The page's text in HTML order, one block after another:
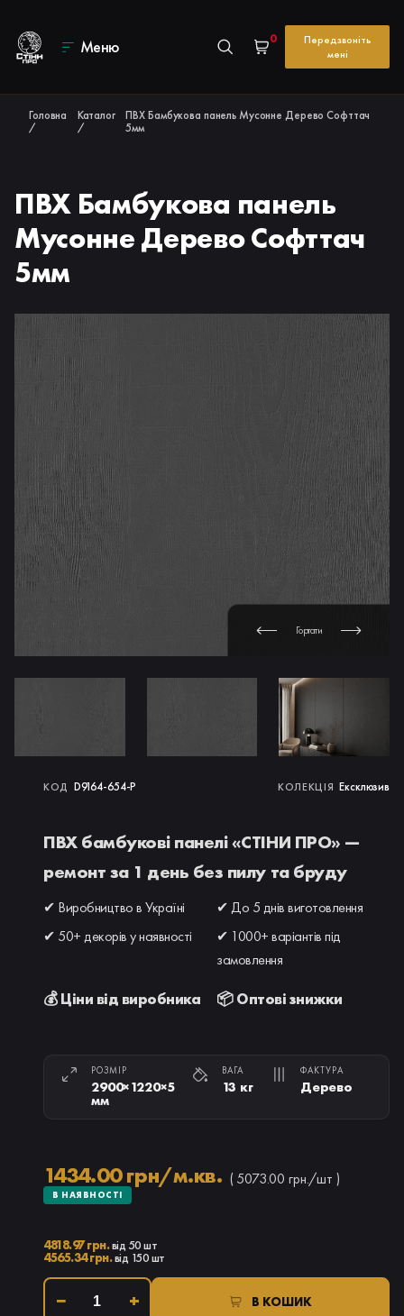
Меню 0
Передзвоніть
мені
Головна
/
Каталог
/
ПВХ Бамбукова панель Мусонне Дерево Софттач
5мм
ПВХ Бамбукова панель
Мусонне Дерево Софттач
5мм
Гортати
КОД D9164-654-P КОЛЕКЦІЯ Ексклюзив
ПВХ бамбукові панелі «СТІНИ ПРО» —
ремонт за 1 день без пилу та бруду
✔ Виробництво в Україні
✔ До 5 днів виготовлення
✔ 50+ декорів у наявності
✔ 1000+ варіантів під
замовлення
💰 Ціни від виробника 📦 Оптові знижки
РОЗМІР
2900×1220×5
мм
ВАГА
13 кг
ФАКТУРА
Дерево
1434.00 грн/м.кв. ( 5073.00 грн./шт )
В НАЯВНОСТІ
4818.97 грн.від 50 шт
4565.34 грн.від 150 шт
− + В КОШИК